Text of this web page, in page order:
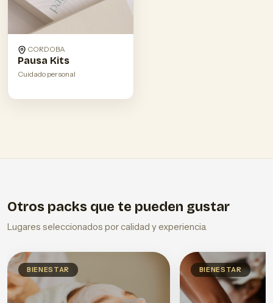
CORDOBA
Pausa Kits
Cuidado personal
Otros packs que te pueden gustar
Lugares seleccionados por calidad y experiencia.
BIENESTAR BIENESTAR